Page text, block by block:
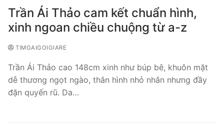
Trần Ái Thảo cam kết chuẩn hình,
xinh ngoan chiều chuộng từ a-z
TIMGAIGOIGIARE
Trần Ái Thảo cao 148cm xinh như búp bê, khuôn mặt
dễ thương ngọt ngào, thân hình nhỏ nhắn nhưng đầy
đặn quyến rũ. Da…